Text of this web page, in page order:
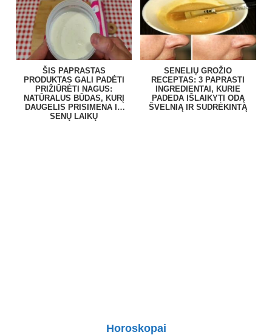
ŠIS PAPRASTAS
PRODUKTAS GALI PADĖTI
PRIŽIŪRĖTI NAGUS:
NATŪRALUS BŪDAS, KURĮ
DAUGELIS PRISIMENA IŠ
SENŲ LAIKŲ
SENELIŲ GROŽIO
RECEPTAS: 3 PAPRASTI
INGREDIENTAI, KURIE
PADEDA IŠLAIKYTI ODĄ
ŠVELNIĄ IR SUDRĖKINTĄ
Horoskopai